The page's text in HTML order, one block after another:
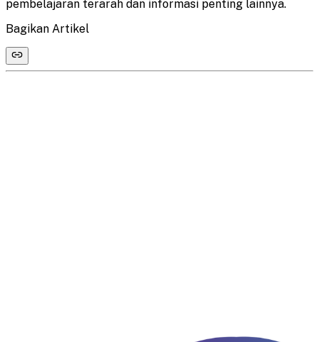
pembelajaran terarah dan informasi penting lainnya.
Bagikan Artikel